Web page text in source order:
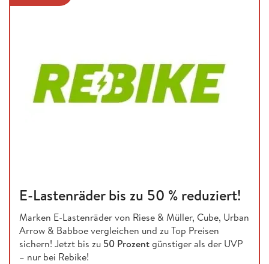
E-Lastenräder bis zu 50 % reduziert!
Marken E-Lastenräder von Riese & Müller, Cube, Urban
Arrow & Babboe vergleichen und zu Top Preisen
sichern! Jetzt bis zu 50 Prozentgünstiger als der UVP
– nur bei Rebike!